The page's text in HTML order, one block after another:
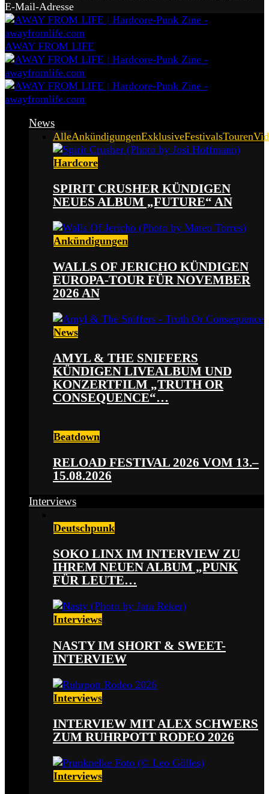
E-Mail-Adresse
AWAY FROM LIFE
News
AlleAnkündigungenExklusiveFestivalsTouren
Hardcore
SPIRIT CRUSHER KÜNDIGEN
NEUES ALBUM „FUTURE“ AN
Ankündigungen
WALLS OF JERICHO KÜNDIGEN
EUROPA-TOUR FÜR NOVEMBER
2026 AN
News
AMYL & THE SNIFFERS
KÜNDIGEN LIVEALBUM UND
KONZERTFILM „TRUTH OR
CONSEQUENCE“…
Beatdown
RELOAD FESTIVAL 2026 VOM 13.–
15.08.2026
Interviews
Deutschpunk
SOKO LINX IM INTERVIEW ZU
IHREM NEUEN ALBUM „PUNK
FÜR LEUTE…
Interviews
NASTY IM SHORT & SWEET-
INTERVIEW
Interviews
INTERVIEW MIT ALEX SCHWERS
ZUM RUHRPOTT RODEO 2026
Interviews